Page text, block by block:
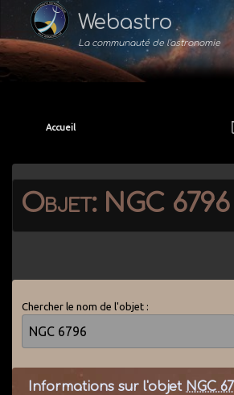
Webastro
La communauté de l'astronomie
Accueil
Objet: NGC 6796
Chercher le nom de l'objet :
Informations sur l'objet NGC